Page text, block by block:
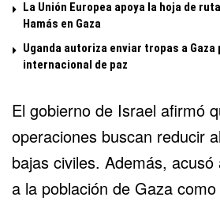
La Unión Europea apoya la hoja de
Hamás en Gaza
Uganda autoriza enviar tropas a
internacional de paz
El gobierno de Israel afirmó
operaciones buscan reducir
bajas civiles. Además,
a la población de Gaza